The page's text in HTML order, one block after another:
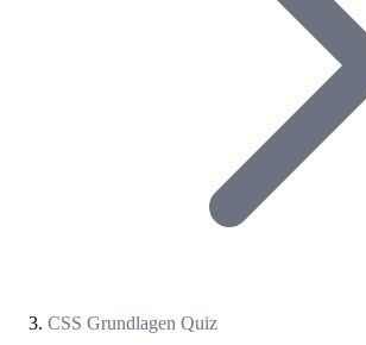
CSS Grundlagen Quiz